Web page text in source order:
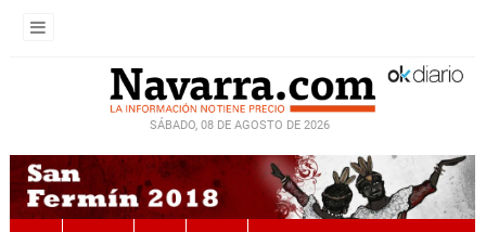
SÁBADO, 08 DE AGOSTO DE 2026